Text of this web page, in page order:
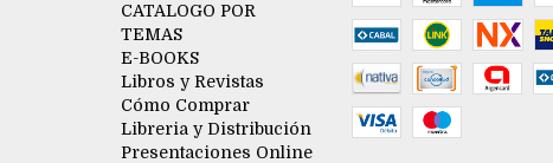
CATALOGO POR
TEMAS
E-BOOKS
Libros y Revistas
Cómo Comprar
Libreria y Distribución
Presentaciones Online